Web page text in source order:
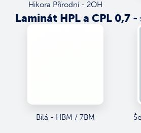
Hikora Přírodní - 2OH
Laminát HPL a CPL 0,7
Bílá - HBM / 7BM